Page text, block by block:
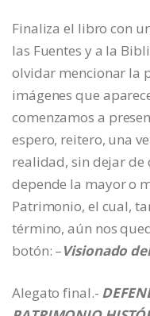
Finaliza el libro con
las Fuentes y a la
olvidar mencionar la
imágenes que
comenzamos a
espero, reitero, una
realidad, sin dejar de
depende la mayor o
Patrimonio, el cual,
término, aún nos
botón: –Visionado
Alegato final.-